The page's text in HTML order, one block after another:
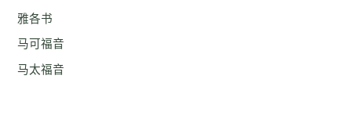
雅各书
马可福音
马太福音